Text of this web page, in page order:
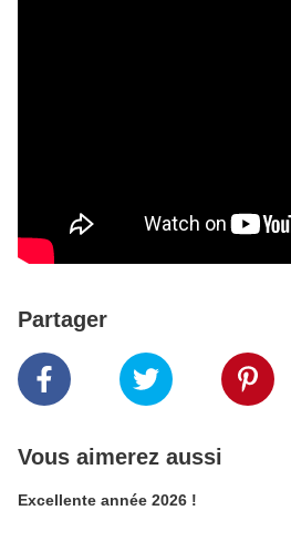
Partager
Vous aimerez aussi
Excellente année 2026 !